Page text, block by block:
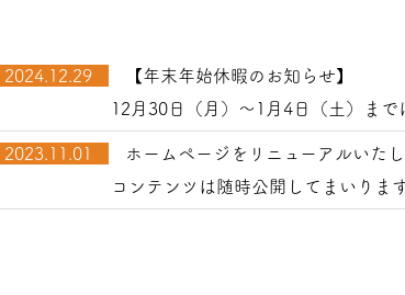
2024.12.29
【年末年始休暇のお知らせ】
12月30日（月）～1月4日（土）まで
2023.11.01
ホームページをリニューアルいたし
コンテンツは随時公開してまいります